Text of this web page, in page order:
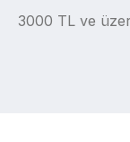
3000 TL ve